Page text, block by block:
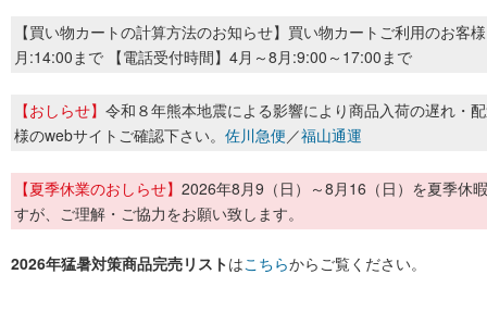
【買い物カートの計算方法のお知らせ】買い物カートご利用のお客
月:14:00まで 【電話受付時間】4月～8月:9:00～17:00まで
【おしらせ】 令和８年熊本地震による影響により商品入荷の遅れ・
様のwebサイトご確認下さい。 佐川急便／福山通運
【夏季休業のおしらせ】 2026年8月9（日）～8月16（日）を夏季休
すが、ご理解・ご協力をお願い致します。
2026年猛暑対策商品完売リストはこちらからご覧ください。